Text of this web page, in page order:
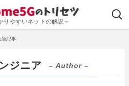
りやすいネットの解説～
筆記事
ジニア – Author –